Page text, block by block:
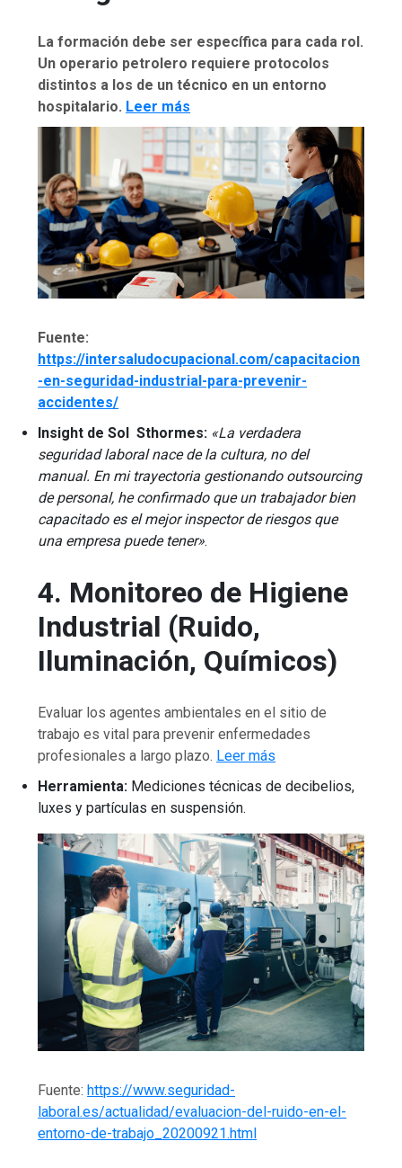
La formación debe ser específica para cada rol.
Un operario petrolero requiere protocolos
distintos a los de un técnico en un entorno
hospitalario. Leer más
Fuente:
https://intersaludocupacional.com/capacitacion
-en-seguridad-industrial-para-prevenir-
accidentes/
Insight de Sol Sthormes: «La verdadera
seguridad laboral nace de la cultura, no del
manual. En mi trayectoria gestionando outsourcing
de personal, he confirmado que un trabajador bien
capacitado es el mejor inspector de riesgos que
una empresa puede tener».
4. Monitoreo de Higiene
Industrial (Ruido,
Iluminación, Químicos)
Evaluar los agentes ambientales en el sitio de
trabajo es vital para prevenir enfermedades
profesionales a largo plazo. Leer más
Herramienta: Mediciones técnicas de decibelios,
luxes y partículas en suspensión.
Fuente: https://www.seguridad-
laboral.es/actualidad/evaluacion-del-ruido-en-el-
entorno-de-trabajo_20200921.html